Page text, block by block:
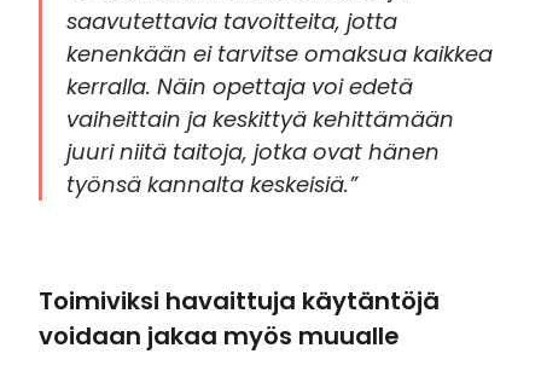
saavutettavia tavoitteita, jotta
kenenkään ei tarvitse omaksua kaikkea
kerralla. Näin opettaja voi edetä
vaiheittain ja keskittyä kehittämään
juuri niitä taitoja, jotka ovat hänen
työnsä kannalta keskeisiä.”
Toimiviksi havaittuja käytäntöjä
voidaan jakaa myös muualle